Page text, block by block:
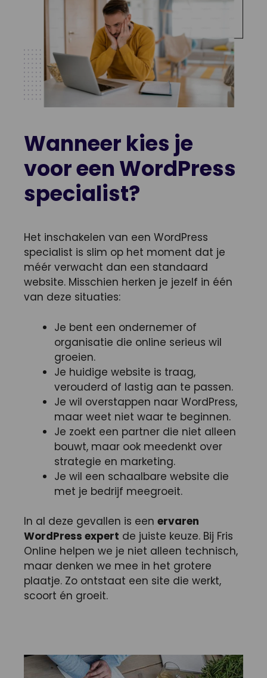
Wanneer kies je
voor een WordPress
specialist?
Het inschakelen van een WordPress
specialist is slim op het moment dat je
méér verwacht dan een standaard
website. Misschien herken je jezelf in één
van deze situaties:
Je bent een ondernemer of
organisatie die online serieus wil
groeien.
Je huidige website is traag,
verouderd of lastig aan te passen.
Je wil overstappen naar WordPress,
maar weet niet waar te beginnen.
Je zoekt een partner die niet alleen
bouwt, maar ook meedenkt over
strategie en marketing.
Je wil een schaalbare website die
met je bedrijf meegroeit.
In al deze gevallen is een ervaren
WordPress expert de juiste keuze. Bij Fris
Online helpen we je niet alleen technisch,
maar denken we mee in het grotere
plaatje. Zo ontstaat een site die werkt,
scoort én groeit.